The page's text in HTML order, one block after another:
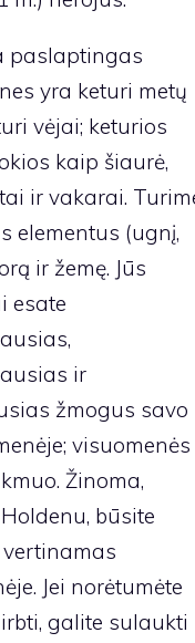
paslaptingas
yra keturi metų
vėjai; keturios
kaip šiaurė,
ir vakarai.
elementus (ugnį,
ir žemę. Jūs
esate
ir
žmogus savo
visuomenės
Žinoma,
būsite
Jei norėtumėte
galite sulaukti